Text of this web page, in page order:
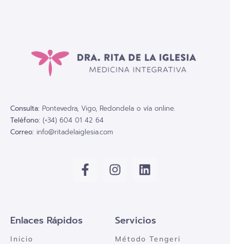
Consulta: Pontevedra, Vigo, Redondela o vía online.
Teléfono: (+34) 604 01 42 64
Correo: info@ritadelaiglesia.com
Enlaces Rápidos
Inicio
Servicios
Método Tengeri